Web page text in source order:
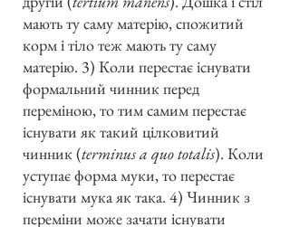
мають ту саму матерію, спожитий
корм і тіло теж мають ту саму
матерію. 3) Коли перестає існувати
формальний чинник перед
переміною, то тим самим перестає
існувати як такий цілковитий
чинник (terminus a quo totalis). Коли
уступає форма муки, то перестає
існувати мука як така. 4) Чинник з
переміни може зачати існувати